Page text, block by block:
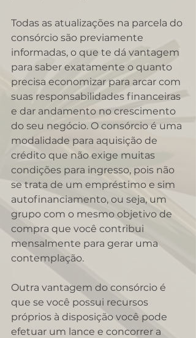
Todas as atualizações na parcela do
consórcio são previamente
informadas, o que te dá vantagem
para saber exatamente o quanto
precisa economizar para arcar com
suas responsabilidades financeiras
e dar andamento no crescimento
do seu negócio. O consórcio é uma
modalidade para aquisição de
crédito que não exige muitas
condições para ingresso, pois não
se trata de um empréstimo e sim
autofinanciamento, ou seja, um
grupo com o mesmo objetivo de
compra que você contribui
mensalmente para gerar uma
contemplação.
Outra vantagem do consórcio é
que se você possui recursos
próprios à disposição você pode
efetuar um lance e concorrer a